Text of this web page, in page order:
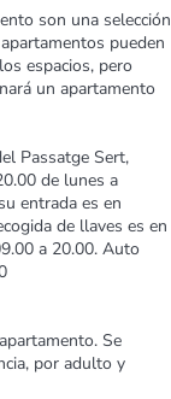
son una selección
pueden
espacios, pero
un apartamento
Passatge Sert,
de lunes a
entrada es en
de llaves es en
a 20.00. Auto
Se
por adulto y